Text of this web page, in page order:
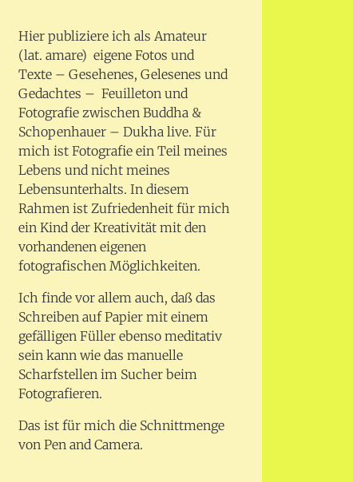
Hier publiziere ich als Amateur
(lat. amare) eigene Fotos und
Texte – Gesehenes, Gelesenes und
Gedachtes – Feuilleton und
Fotografie zwischen Buddha &
Schopenhauer – Dukha live. Für
mich ist Fotografie ein Teil meines
Lebens und nicht meines
Lebensunterhalts. In diesem
Rahmen ist Zufriedenheit für mich
ein Kind der Kreativität mit den
vorhandenen eigenen
fotografischen Möglichkeiten.
Ich finde vor allem auch, daß das
Schreiben auf Papier mit einem
gefälligen Füller ebenso meditativ
sein kann wie das manuelle
Scharfstellen im Sucher beim
Fotografieren.
Das ist für mich die Schnittmenge
von Pen and Camera.